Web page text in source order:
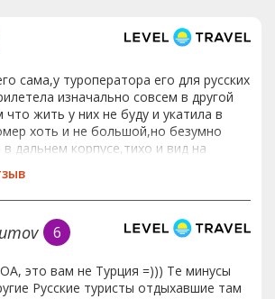
сама,у туроператора его для русских
изначально совсем в другой
что жить у них не буду и укатила в
хоть и не большой,но безумно
дальнем корпусе,тихо и вид на
дободушная и
утро,ровно в 9,она будила меня
лично,обожаю ее) В отл я была одна
контингент индусы,не те
побухать на последние деньги,а те
отдыхают. В отеле было все
закончился во время,в связи с
в свою дату,а вот другим не
6
это вам не Турция =))) Те минусы
Русские туристы отдыхавшие там